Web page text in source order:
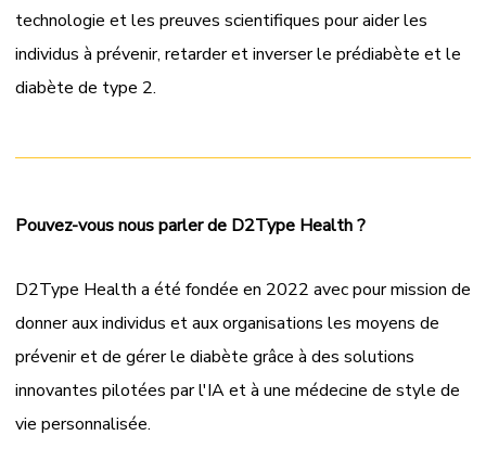
technologie et les preuves scientifiques pour aider les
individus à prévenir, retarder et inverser le prédiabète et le
diabète de type 2.
Pouvez-vous nous parler de D2Type Health ?
D2Type Health a été fondée en 2022 avec pour mission de
donner aux individus et aux organisations les moyens de
prévenir et de gérer le diabète grâce à des solutions
innovantes pilotées par l'IA et à une médecine de style de
vie personnalisée.